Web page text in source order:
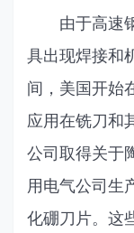
由于高速钢
具出现焊接和
间，美国开始
应用在铣刀和
公司取得关于
用电气公司生
化硼刀片。这